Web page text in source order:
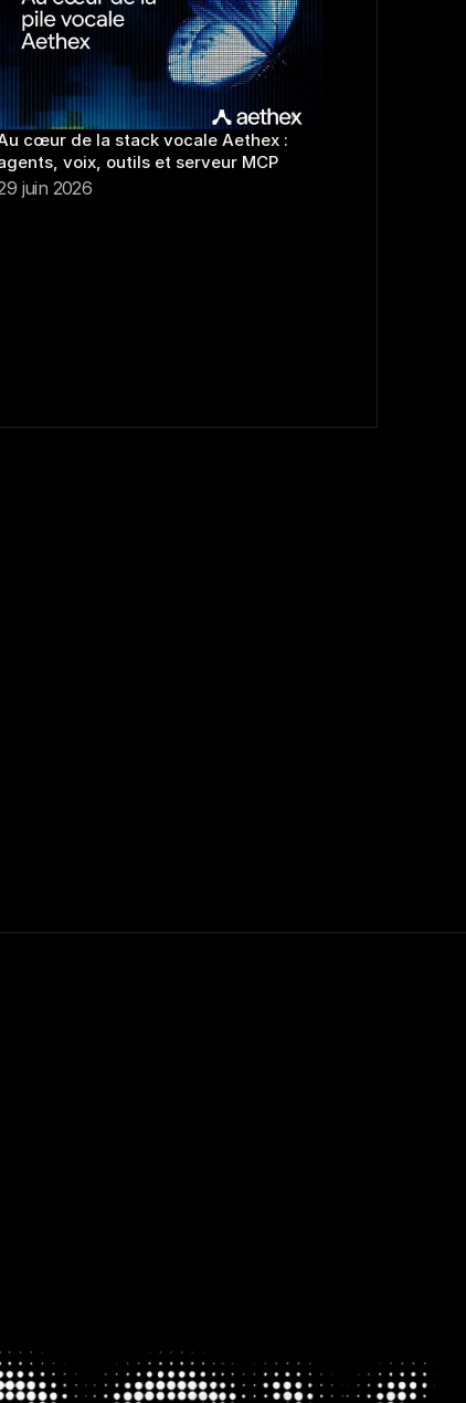
cœur de la stack vocale Aethex :
voix, outils et serveur MCP
juin 2026